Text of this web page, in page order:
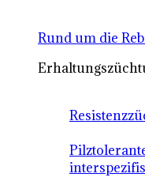
Rund um die